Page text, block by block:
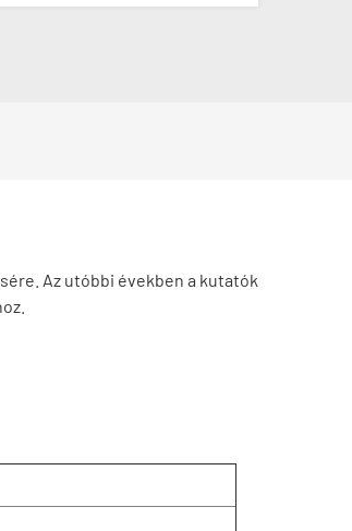
Az utóbbi években a kutatók